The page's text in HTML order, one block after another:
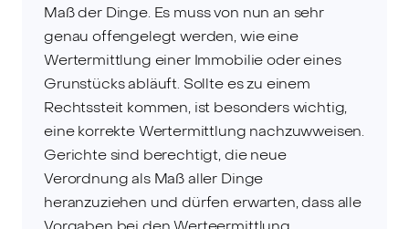
Maß der Dinge. Es muss von nun an sehr
genau offengelegt werden, wie eine
Wertermittlung einer Immobilie oder eines
Grunstücks abläuft. Sollte es zu einem
Rechtssteit kommen, ist besonders wichtig,
eine korrekte Wertermittlung nachzuwweisen.
Gerichte sind berechtigt, die neue
Verordnung als Maß aller Dinge
heranzuziehen und dürfen erwarten, dass alle